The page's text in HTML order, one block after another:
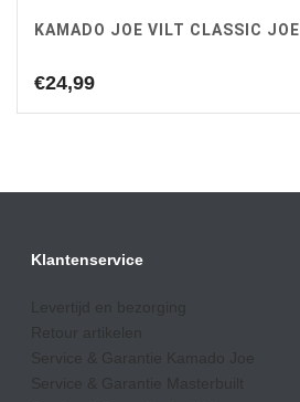
KAMADO JOE VILT CLASSIC JOE
€24,99
Klantenservice
Levertijd en bezorging
Retour artikelen
Service & Garantie Kamado Joe
Service & Garantie Masterbuilt